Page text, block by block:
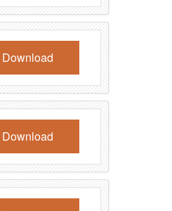
Download
Download